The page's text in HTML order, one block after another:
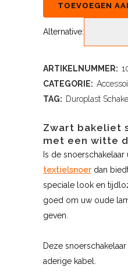
TOEVOEGEN
Alternative:
ARTIKELNUMMER:
CATEGORIE:
TAG: Duroplast
Zwart bakeliet
met een witte
Is de
textielsnoerdan
speciale look en
goed om uw oude
geven.
Deze
aderige kabel.